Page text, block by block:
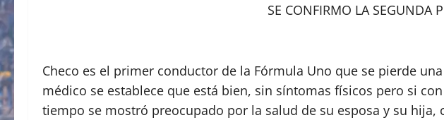
SE CONFIRMO LA SEGUNDA
Checo es el primer conductor de la Fórmula Uno que se pierde
médico se establece que está bien, sin síntomas físicos pero si
tiempo se mostró preocupado por la salud de su esposa y su